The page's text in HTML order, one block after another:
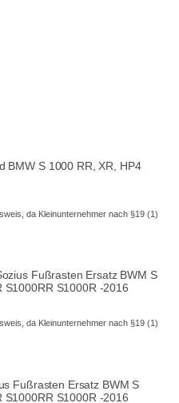
BMW S 1000 RR, XR, HP4
€.
da Kleinunternehmer nach §19 (1)
Fußrasten Ersatz BWM S
S1000RR S1000R -2016
€.
da Kleinunternehmer nach §19 (1)
Fußrasten Ersatz BWM S
S1000RR S1000R -2016